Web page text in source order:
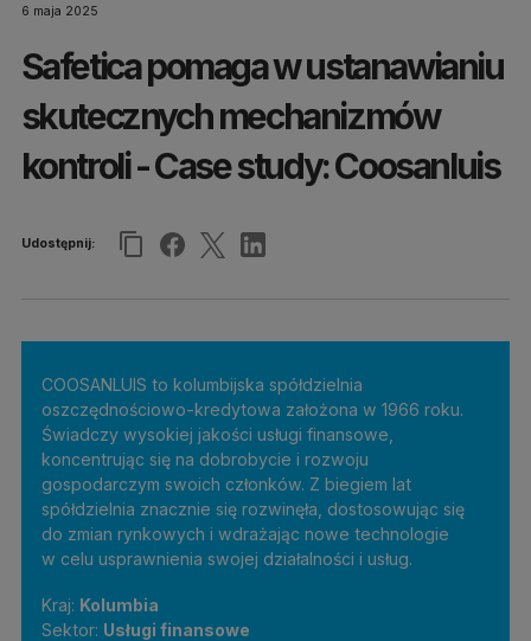
6 maja 2025
Safetica pomaga w ustanawianiu
skutecznych mechanizmów
kontroli - Case study: Coosanluis
Udostępnij:
COOSANLUIS to kolumbijska spółdzielnia
oszczędnościowo-kredytowa założona w 1966 roku.
Świadczy wysokiej jakości usługi finansowe,
koncentrując się na dobrobycie i rozwoju
gospodarczym swoich członków. Z biegiem lat
spółdzielnia znacznie się rozwinęła, dostosowując się
do zmian rynkowych i wdrażając nowe technologie
w celu usprawnienia swojej działalności i usług.
Kraj: Kolumbia
Sektor: Usługi finansowe